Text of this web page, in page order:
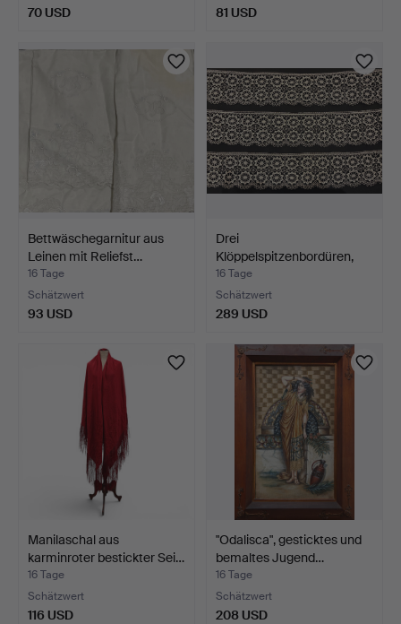
70 USD 81 USD
Bettwäschegarnitur aus
Leinen mit Reliefst…
16 Tage
Schätzwert
93 USD
Drei
Klöppelspitzenbordüren,
18.-19. Jahrh…
16 Tage
Schätzwert
289 USD
Manilaschal aus
karminroter bestickter Sei…
16 Tage
Schätzwert
116 USD
"Odalisca", gesticktes und
bemaltes Jugend…
16 Tage
Schätzwert
208 USD